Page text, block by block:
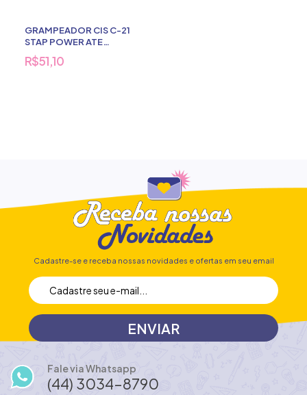
GRAMPEADOR CIS C-21
STAP POWER ATE
20FOLHAS
R$51,10
Cadastre-se e receba nossas novidades e ofertas em seu email
Fale via Whatsapp
(44) 3034-8790